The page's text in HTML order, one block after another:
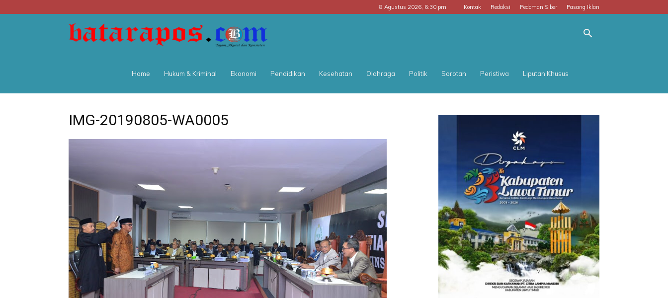
8 Agustus 2026, 6:30 pm Kontak Redaksi Pedoman Siber Pasang Iklan
POS
Home Hukum & Kriminal Ekonomi Pendidikan Kesehatan Olahraga Politik Sorotan Peristiwa Liputan Khusus
IMG-20190805-WA0005